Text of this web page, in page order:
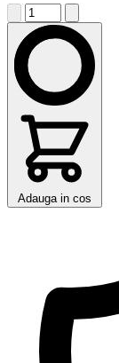
Adauga in cos